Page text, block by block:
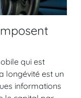
qui est
longévité est un
informations